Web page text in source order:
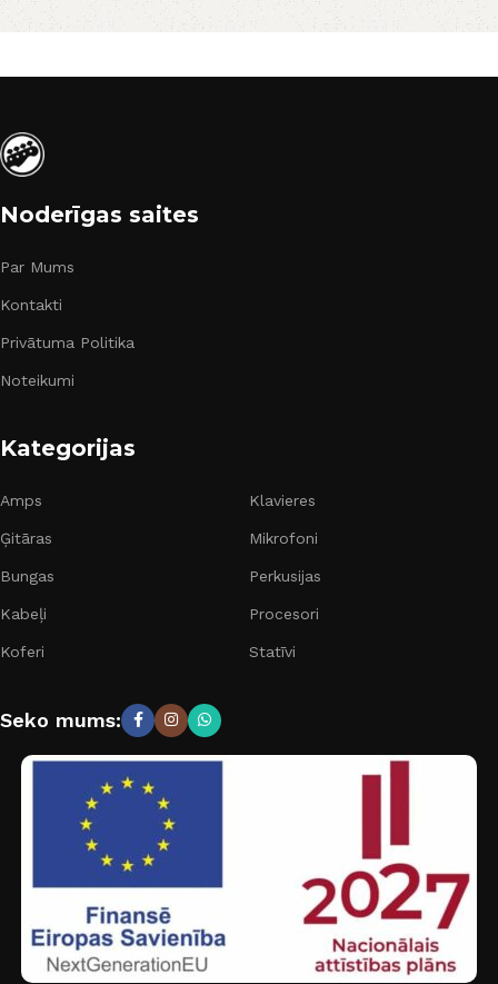
Noderīgas saites
Par Mums
Kontakti
Privātuma Politika
Noteikumi
Kategorijas
Amps
Ģitāras
Bungas
Kabeļi
Koferi
Klavieres
Mikrofoni
Perkusijas
Procesori
Statīvi
Seko mums: